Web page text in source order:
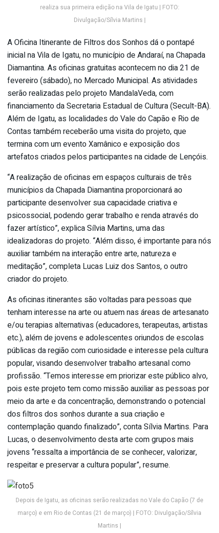
realiza sua primeira edição na Vila de Igatu | FOTO:
Divulgação/Sílvia Martins |
A Oficina Itinerante de Filtros dos Sonhos dá o pontapé
inicial na Vila de Igatu, no município de Andaraí, na Chapada
Diamantina. As oficinas gratuitas acontecem no dia 21 de
fevereiro (sábado), no Mercado Municipal. As atividades
serão realizadas pelo projeto MandalaVeda, com
financiamento da Secretaria Estadual de Cultura (Secult-BA).
Além de Igatu, as localidades do Vale do Capão e Rio de
Contas também receberão uma visita do projeto, que
termina com um evento Xamânico e exposição dos
artefatos criados pelos participantes na cidade de Lençóis.
“A realização de oficinas em espaços culturais de três
municípios da Chapada Diamantina proporcionará ao
participante desenvolver sua capacidade criativa e
psicossocial, podendo gerar trabalho e renda através do
fazer artístico”, explica Sílvia Martins, uma das
idealizadoras do projeto. “Além disso, é importante para nós
auxiliar também na interação entre arte, natureza e
meditação”, completa Lucas Luiz dos Santos, o outro
criador do projeto.
As oficinas itinerantes são voltadas para pessoas que
tenham interesse na arte ou atuem nas áreas de artesanato
e/ou terapias alternativas (educadores, terapeutas, artistas
etc.), além de jovens e adolescentes oriundos de escolas
públicas da região com curiosidade e interesse pela cultura
popular, visando desenvolver trabalho artesanal como
profissão. “Temos interesse em priorizar este público alvo,
pois este projeto tem como missão auxiliar as pessoas por
meio da arte e da concentração, demonstrando o potencial
dos filtros dos sonhos durante a sua criação e
contemplação quando finalizado”, conta Sílvia Martins. Para
Lucas, o desenvolvimento desta arte com grupos mais
jovens “ressalta a importância de se conhecer, valorizar,
respeitar e preservar a cultura popular”, resume.
Depois de Igatu, as oficinas serão realizadas no Vale do Capão (7 de
março) e em Rio de Contas (21 de março) | FOTO: Divulgação/Sílvia
Martins |